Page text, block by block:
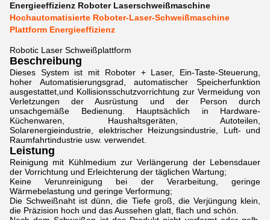
Energieeffizienz Roboter Laserschweißmaschine
Hochautomatisierte Roboter-Laser-Schweißmaschine
Plattform Energieeffizienz
Robotic Laser Schweißplattform
Beschreibung
Dieses System ist mit Roboter + Laser, Ein-Taste-Steuerung,
hoher Automatisierungsgrad, automatischer Speicherfunktion
ausgestattet,und Kollisionsschutzvorrichtung zur Vermeidung von
Verletzungen der Ausrüstung und der Person durch
unsachgemäße Bedienung. Hauptsächlich in Hardware-
Küchenwaren, Haushaltsgeräten, Autoteilen,
Solarenergieindustrie, elektrischer Heizungsindustrie, Luft- und
Raumfahrtindustrie usw. verwendet.
Leistung
Reinigung mit Kühlmedium zur Verlängerung der Lebensdauer
der Vorrichtung und Erleichterung der täglichen Wartung;
Keine Verunreinigung bei der Verarbeitung, geringe
Wärmebelastung und geringe Verformung;
Die Schweißnaht ist dünn, die Tiefe groß, die Verjüngung klein,
die Präzision hoch und das Aussehen glatt, flach und schön.